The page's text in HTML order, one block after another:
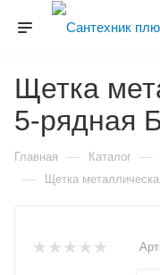
Щетка
5-рядная
Главная — Каталог —
— Щетка